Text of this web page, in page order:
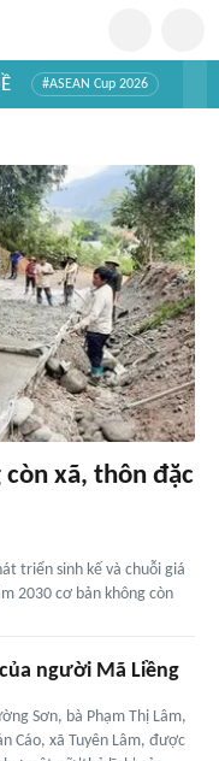
#ASEAN Cup 2026
xã, thôn đặc
triển sinh kế và chuỗi giá
2030 cơ bản không còn
người Mã Liềng
Sơn, bà Phạm Thị Lâm,
Cáo, xã Tuyên Lâm, được